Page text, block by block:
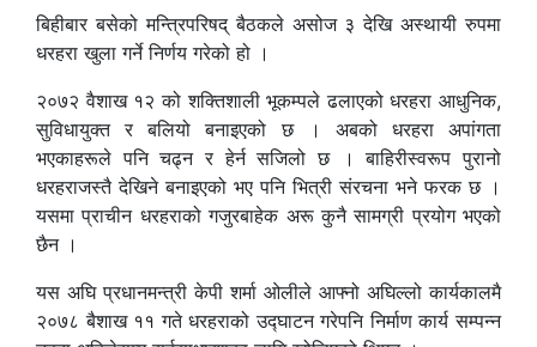
बिहीबार बसेको मन्त्रिपरिषद् बैठकले असोज ३ देखि अस्थायी रुपमा
धरहरा खुला गर्ने निर्णय गरेको हो ।
२०७२ वैशाख १२ को शक्तिशाली भूकम्पले ढलाएको धरहरा आधुनिक,
सुविधायुक्त र बलियो बनाइएको छ । अबको धरहरा अपांगता
भएकाहरूले पनि चढ्न र हेर्न सजिलो छ । बाहिरीस्वरूप पुरानो
धरहराजस्तै देखिने बनाइएको भए पनि भित्री संरचना भने फरक छ ।
यसमा प्राचीन धरहराको गजुरबाहेक अरू कुनै सामग्री प्रयोग भएको
छैन ।
यस अघि प्रधानमन्त्री केपी शर्मा ओलीले आफ्नो अघिल्लो कार्यकालमै
२०७८ बैशाख ११ गते धरहराको उद्घाटन गरेपनि निर्माण कार्य सम्पन्न